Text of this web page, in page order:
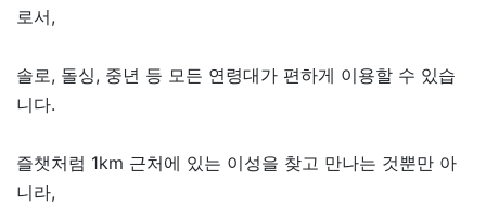
로서,
솔로, 돌싱, 중년 등 모든 연령대가 편하게 이용할 수 있습
니다.
즐챗처럼 1km 근처에 있는 이성을 찾고 만나는 것뿐만 아
니라,